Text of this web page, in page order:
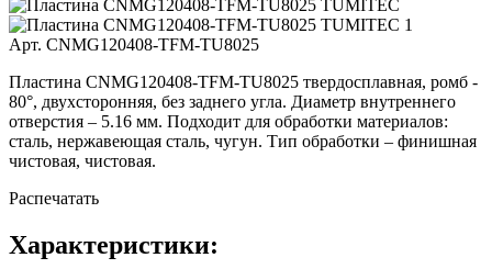
Арт. CNMG120408-TFM-TU8025
Пластина CNMG120408-TFM-TU8025 твердосплавная, ромб -
80°, двухсторонняя, без заднего угла. Диаметр внутреннего
отверстия – 5.16 мм. Подходит для обработки материалов:
сталь, нержавеющая сталь, чугун. Тип обработки – финишная
чистовая, чистовая.
Распечатать
Характеристики: